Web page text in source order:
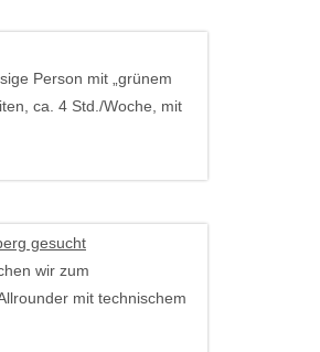
Person mit „grünem
ca. 4 Std./Woche, mit
gesucht
wir zum
mit technischem